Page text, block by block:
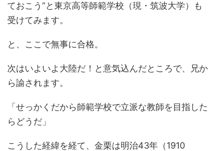
ておこう”と東京高等師範学校（現・筑波大学）も
受けてみます。
と、ここで無事に合格。
次はいよいよ大陸だ！と意気込んだところで、兄か
ら諭されます。
「せっかくだから師範学校で立派な教師を目指した
らどうだ」
こうした経緯を経て、金栗は明治43年（1910